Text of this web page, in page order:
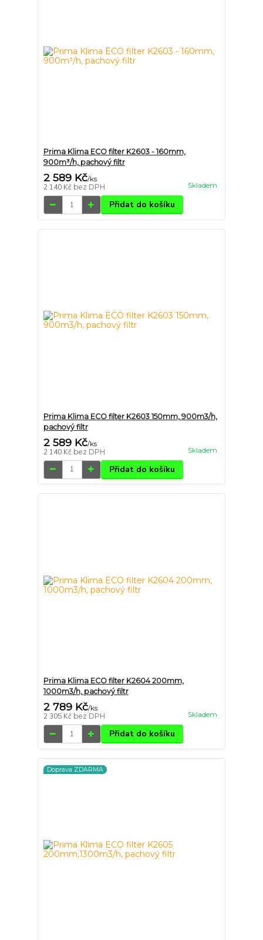
Prima Klima ECO filter K2603 - 160mm,
900m³/h, pachový filtr
2 589 Kč/ks
2 140 Kč bez DPH Skladem
Přidat do košíku
Prima Klima ECO filter K2603 150mm, 900m3/h,
pachový filtr
2 589 Kč/ks
2 140 Kč bez DPH Skladem
Přidat do košíku
Prima Klima ECO filter K2604 200mm,
1000m3/h, pachový filtr
2 789 Kč/ks
2 305 Kč bez DPH Skladem
Přidat do košíku
Doprava ZDARMA